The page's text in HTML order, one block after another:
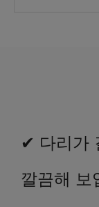
✔ 다리가
깔끔해 보